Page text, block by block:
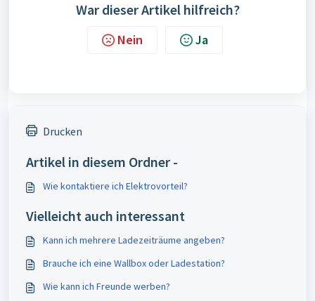
War dieser Artikel hilfreich?
Nein Ja
Drucken
Artikel in diesem Ordner -
Wie kontaktiere ich Elektrovorteil?
Vielleicht auch interessant
Kann ich mehrere Ladezeiträume angeben?
Brauche ich eine Wallbox oder Ladestation?
Wie kann ich Freunde werben?